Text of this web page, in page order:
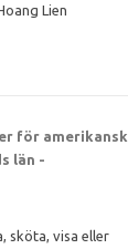
Lien
för amerikansk
län -
sköta, visa eller